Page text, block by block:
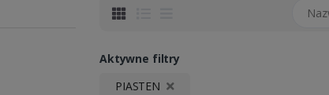
Aktywne filtry
PIASTEN